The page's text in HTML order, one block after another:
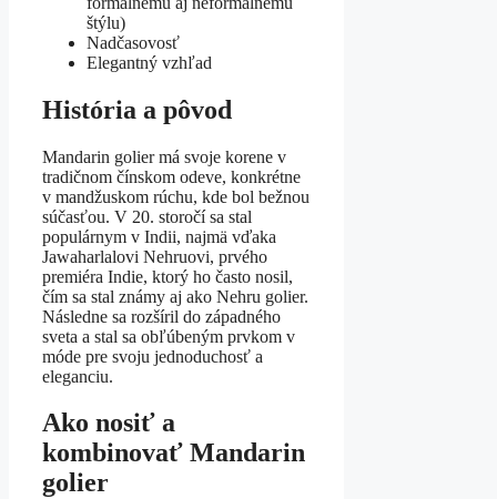
štýlu)
Nadčasovosť
Elegantný vzhľad
História a pôvod
Mandarin golier má svoje korene v
tradičnom čínskom odeve, konkrétne
v mandžuskom rúchu, kde bol bežnou
súčasťou. V 20. storočí sa stal
populárnym v Indii, najmä vďaka
Jawaharlalovi Nehruovi, prvého
premiéra Indie, ktorý ho často nosil,
čím sa stal známy aj ako Nehru golier.
Následne sa rozšíril do západného
sveta a stal sa obľúbeným prvkom v
móde pre svoju jednoduchosť a
eleganciu.
Ako nosiť a
kombinovať Mandarin
golier